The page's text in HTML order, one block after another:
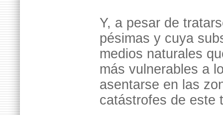
Y, a pesar de
pésimas y cuya
medios naturales
más vulnerables a
asentarse en las
catástrofes de este